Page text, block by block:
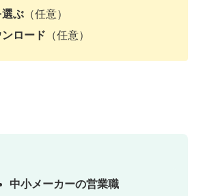
ぶ （任意）
ロード （任意）
中小メーカーの営業職